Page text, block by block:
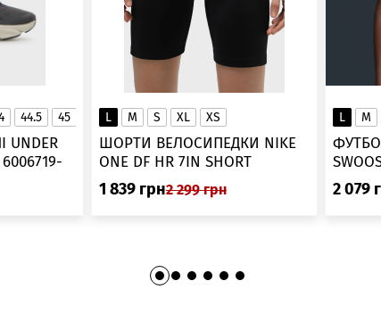
44.5 45 45.5
46
▲
UNDER
L M S XL XS
ШОРТИ ВЕЛОСИПЕДКИ NIKE
ONE DF HR 7IN SHORT
DV9022-010
1 839 грн2 299 грн
L M
2 079